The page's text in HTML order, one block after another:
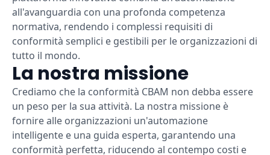
all'avanguardia con una profonda competenza
normativa, rendendo i complessi requisiti di
conformità semplici e gestibili per le organizzazioni di
tutto il mondo.
La nostra missione
Crediamo che la conformità CBAM non debba essere
un peso per la sua attività. La nostra missione è
fornire alle organizzazioni un'automazione
intelligente e una guida esperta, garantendo una
conformità perfetta, riducendo al contempo costi e